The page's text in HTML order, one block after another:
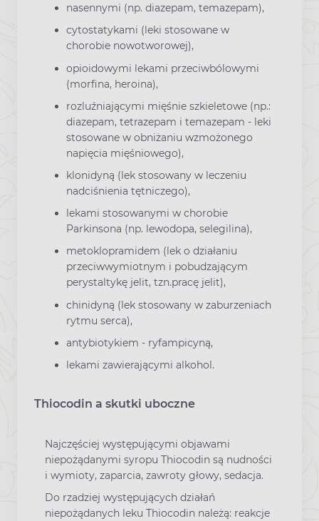
nasennymi (np. diazepam, temazepam),
cytostatykami (leki stosowane w
chorobie nowotworowej),
opioidowymi lekami przeciwbólowymi
(morfina, heroina),
rozluźniającymi mięśnie szkieletowe (np.:
diazepam, tetrazepam i temazepam - leki
stosowane w obniżaniu wzmożonego
napięcia mięśniowego),
klonidyną (lek stosowany w leczeniu
nadciśnienia tętniczego),
lekami stosowanymi w chorobie
Parkinsona (np. lewodopa, selegilina),
metoklopramidem (lek o działaniu
przeciwwymiotnym i pobudzającym
perystaltykę jelit, tzn.pracę jelit),
chinidyną (lek stosowany w zaburzeniach
rytmu serca),
antybiotykiem - ryfampicyną,
lekami zawierającymi alkohol.
Thiocodin a skutki uboczne
Najczęściej występującymi objawami
niepożądanymi syropu Thiocodin są nudności
i wymioty, zaparcia, zawroty głowy, sedacja.
Do rzadziej występujących działań
niepożądanych leku Thiocodin należą: reakcje